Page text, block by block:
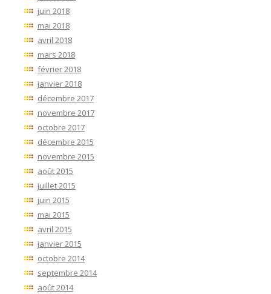
juin 2018
mai 2018
avril 2018
mars 2018
février 2018
janvier 2018
décembre 2017
novembre 2017
octobre 2017
décembre 2015
novembre 2015
août 2015
juillet 2015
juin 2015
mai 2015
avril 2015
janvier 2015
octobre 2014
septembre 2014
août 2014